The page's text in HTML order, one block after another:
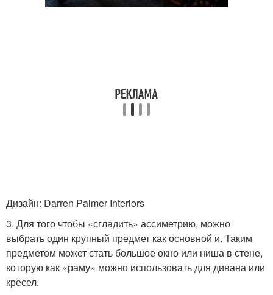
Дизайн: Darren Palmer Interiors
3. Для того чтобы «сгладить» ассиметрию, можно
выбрать один крупный предмет как основной и. Таким
предметом может стать большое окно или ниша в стене,
которую как «раму» можно использовать для дивана или
кресел.